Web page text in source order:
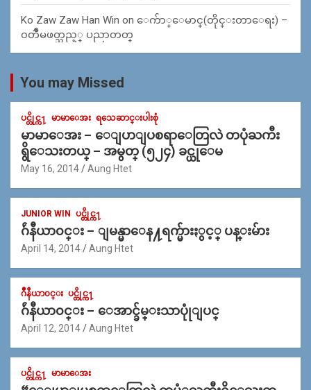
Ko Zaw Zaw Han Win on ေက်ာ္ေမာင္(တိုင္းတာေရး) –
၀တၳဳမဖတ္သည့္ ပညာတတ္
You may Missed
ပင္တိုင္က႑ မာမာေအး ရသေဆာင္းပါးစုံ
မာမာေအး – ေျပာျပစရာေတြလဲ တပုံႀကီး
ရွိေသးတယ္ – အမွတ္ (၅၂၄) ခင္ယုေမ
May 16, 2014 Aung Htet
JUNIOR WIN ပင္တိုင္က႑
ဂ်ဴနီယာ၀င္း – ျမန္မာေန႔ရက္မ်ားႏွင့္ ပန္းမ်ား
April 14, 2014 Aung Htet
ဂ်ဳနီယာ၀င္း ပင္တိုင္က႑
ဂ်ဴနီယာ၀င္း – ေအာင္ခ်မ္းသာပုုံျပင္
April 12, 2014 Aung Htet
ပင္တိုင္က႑ မာမာေအး